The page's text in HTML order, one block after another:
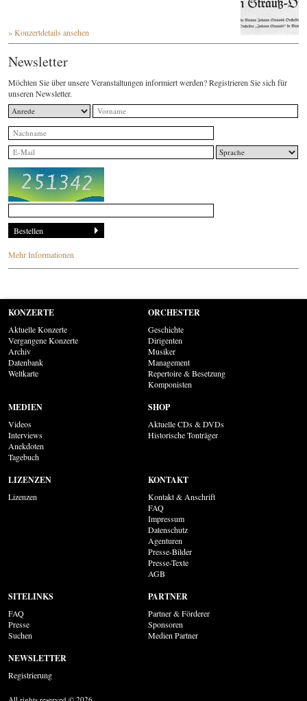
» Konzertdetails ansehen
Newsletter
Möchten Sie über unsere Veranstaltungen informiert werden? Registrieren Sie sich für
unseren Newsletter.
Mehr Informationen
KONZERTE
Aktuelle Konzerte
Vergangene Konzerte
Archiv
Datenbank
Weltkarte
ORCHESTER
Geschichte
Dirigenten
Musiker
Management
Repertoire & Besetzung
Komponisten
MEDIEN
Videos
Interviews
Anekdoten
Tagebuch
SHOP
Aktuelle CDs & DVDs
Historische Tonträger
LIZENZEN
Lizenzen
KONTAKT
Kontakt & Anschrift
FAQ
Impressum
Datenschutz
Agenturen
Presse-Bilder
Presse-Texte
AGB
SITELINKS
FAQ
Presse
Suchen
PARTNER
Partner & Förderer
Sponsoren
Medien Partner
NEWSLETTER
Registrierung